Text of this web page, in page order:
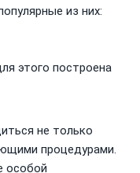
из них:
этого построена
не только
процедурами.
особой